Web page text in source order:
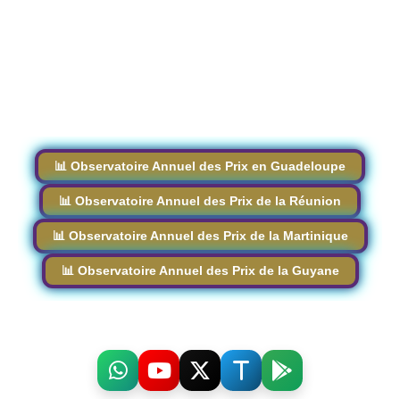
📊 Observatoire Annuel des Prix en Guadeloupe
📊 Observatoire Annuel des Prix de la Réunion
📊 Observatoire Annuel des Prix de la Martinique
📊 Observatoire Annuel des Prix de la Guyane